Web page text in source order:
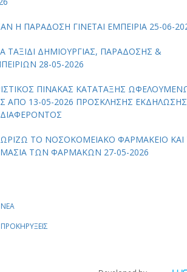
Η ΠΑΡΑΔΟΣΗ ΓΙΝΕΤΑΙ ΕΜΠΕΙΡΙΑ 25-06-
ΤΑΞΙΔΙ ΔΗΜΙΟΥΡΓΙΑΣ, ΠΑΡΑΔΟΣΗΣ &
28-05-2026
ΠΙΝΑΚΑΣ ΚΑΤΑΤΑΞΗΣ
ΑΠΟ 13-05-2026 ΠΡΟΣΚΛΗΣΗΣ ΕΚΔΗΛΩΣΗΣ
ΤΟ ΝΟΣΟΚΟΜΕΙΑΚΟ ΦΑΡΜΑΚΕΙΟ ΚΑΙ
ΤΩΝ ΦΑΡΜΑΚΩΝ 27-05-2026
ΝΕΑ
ΠΡΟΚΗΡΥΞΕΙΣ